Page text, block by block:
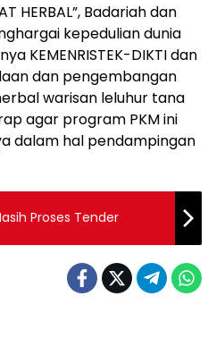
HERBAL”, Badariah dan
kepedulian dunia
KEMENRISTEK-DIKTI dan
dan pengembangan
warisan leluhur tana
agar program PKM ini
dalam hal pendampingan
Proses Tender